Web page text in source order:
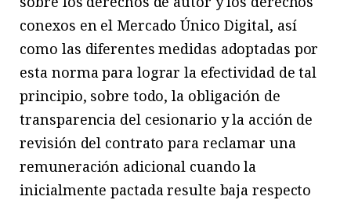
conexos en el Mercado Único Digital, así
como las diferentes medidas adoptadas por
esta norma para lograr la efectividad de tal
principio, sobre todo, la obligación de
transparencia del cesionario y la acción de
revisión del contrato para reclamar una
remuneración adicional cuando la
inicialmente pactada resulte baja respecto